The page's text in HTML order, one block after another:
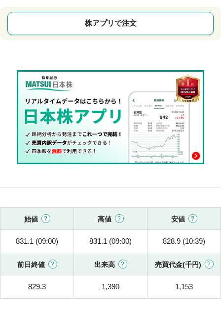
株アプリで注文
始値 高値 安値
831.1 (09:00) 831.1 (09:00) 828.9 (10:39)
前日終値 出来高 売買代金(千円)
829.3 1,390 1,153